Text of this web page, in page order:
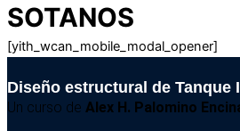
SOTANOS
[yith_wcan_mobile_modal_opener]
Diseño estructural de Tanque
Un curso de Alex H. Palomino